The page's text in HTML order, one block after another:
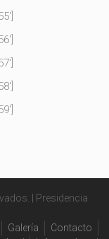
| Presidencia
Galería
Contacto